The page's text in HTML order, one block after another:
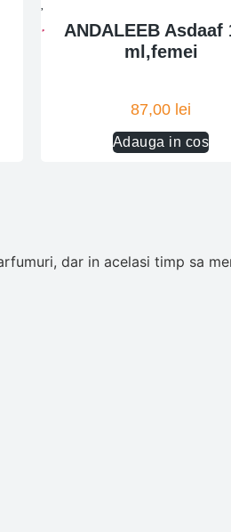
ANDALEEB Asdaaf
ml,femei
87,00 lei
Adauga in cos
dar in acelasi timp sa